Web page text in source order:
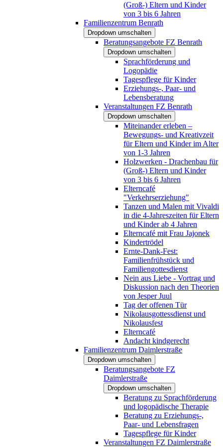
(Groß-) Eltern und Kinder
von 3 bis 6 Jahren
Familienzentrum Benrath
Dropdown umschalten
Beratungsangebote FZ Benrath
Dropdown umschalten
Sprachförderung und
Logopädie
Tagespflege für Kinder
Erziehungs-, Paar- und
Lebensberatung
Veranstaltungen FZ Benrath
Dropdown umschalten
Miteinander erleben –
Bewegungs- und Kreativzeit
für Eltern und Kinder im Alter
von 1-3 Jahren
Holzwerken - Drachenbau für
(Groß-) Eltern und Kinder
von 3 bis 6 Jahren
Elterncafé
"Verkehrserziehung"
Tanzen und Malen mit Vivaldi
in die 4-Jahreszeiten für Eltern
und Kinder ab 4 Jahren
Elterncafé mit Frau Jajonek
Kindertrödel
Ernte-Dank-Fest:
Familienfrühstück und
Familiengottesdienst
Nein aus Liebe - Vortrag und
Diskussion nach den Theorien
von Jesper Juul
Tag der offenen Tür
Nikolausgottessdienst und
Nikolausfest
Elterncafé
Andacht kindgerecht
Familienzentrum Daimlerstraße
Dropdown umschalten
Beratungsangebote FZ
Daimlerstraße
Dropdown umschalten
Beratung zu Sprachförderung
und logopädische Therapie
Beratung zu Erziehungs-,
Paar- und Lebensfragen
Tagespflege für Kinder
Veranstaltungen FZ Daimlerstraße